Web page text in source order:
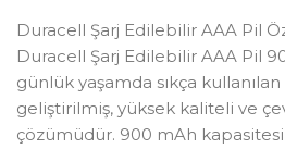
Duracell Şarj Edilebilir AAA Pil
Duracell Şarj Edilebilir AAA Pil
günlük yaşamda sıkça
geliştirilmiş, yüksek kaliteli ve
çözümüdür. 900 mAh